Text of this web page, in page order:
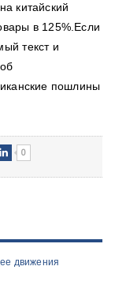
китайский
в 125%.Если
текст и
пошлины
0
движения